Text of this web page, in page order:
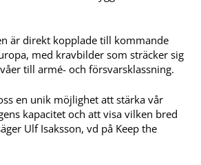
är direkt kopplade till kommande
med kravbilder som sträcker sig
till armé- och försvarsklassning.
en unik möjlighet att stärka vår
kapacitet och att visa vilken bred
Ulf Isaksson, vd på Keep the